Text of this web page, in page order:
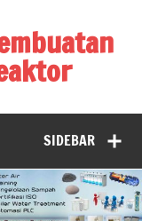
SIDEBAR